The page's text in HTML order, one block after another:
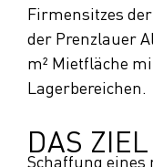
Firmensitzes
der Prenzlauer
m² Mietfläche
Lagerbereichen.
DAS ZIEL
Schaffung eines